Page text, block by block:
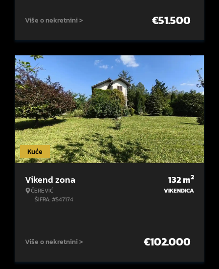
Više o nekretnini > €51.500
Kuće
Vikend zona
ČEREVIĆ
ŠIFRA: #547174
132m2
VIKENDICA
Više o nekretnini > €102.000